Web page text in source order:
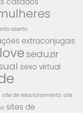
aberto
extraconjugais
seduzir
sexo virtual
site de relacionamento site
sites de